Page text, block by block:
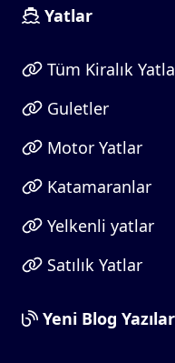
Yatlar
Tüm Kiralık
Guletler
Motor Yatlar
Katamaranlar
Yelkenli yatlar
Satılık Yatlar
Yeni Blog